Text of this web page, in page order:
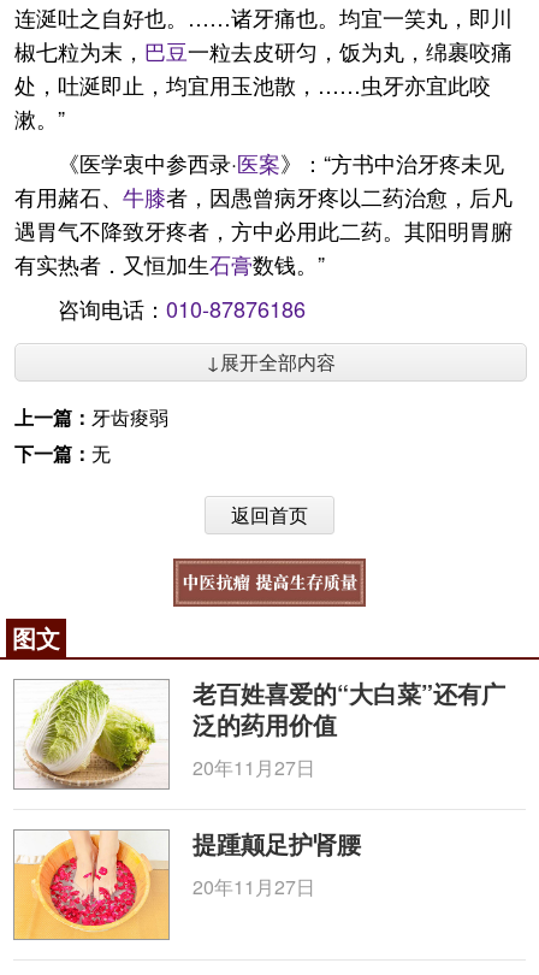
连涎吐之自好也。……诸牙痛也。均宜一笑丸，即川
椒七粒为末， 巴豆一粒去皮研匀，饭为丸，绵裹咬痛
处，吐涎即止，均宜用玉池散，……虫牙亦宜此咬
漱。”
《医学衷中参西录·医案》：“方书中治牙疼未见
有用赭石、 牛膝者，因愚曾病牙疼以二药治愈，后凡
遇胃气不降致牙疼者，方中必用此二药。其阳明胃腑
有实热者．又恒加生石膏数钱。”
咨询电话： 010-87876186
↓展开全部内容
上一篇： 牙齿痠弱
下一篇： 无
返回首页
图文
老百姓喜爱的“大白菜”还有广
泛的药用价值
20年11月27日
提踵颠足护肾腰
20年11月27日